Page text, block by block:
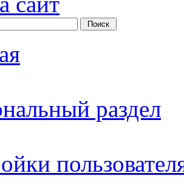
раздел